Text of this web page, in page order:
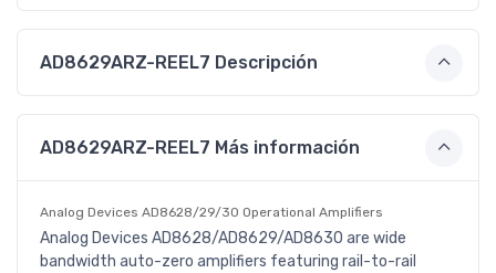
AD8629ARZ-REEL7 Descripción
AD8629ARZ-REEL7 Más información
Analog Devices AD8628/29/30 Operational Amplifiers
Analog Devices AD8628/AD8629/AD8630 are wide
bandwidth auto-zero amplifiers featuring rail-to-rail